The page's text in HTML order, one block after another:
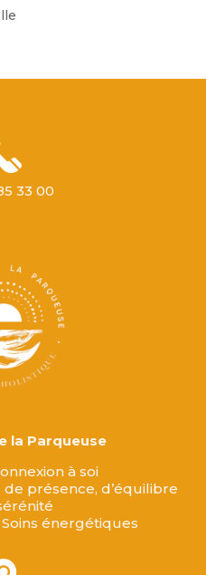
33 00
la Parqueuse
à soi
présence, d’équilibre
Soins énergétiques